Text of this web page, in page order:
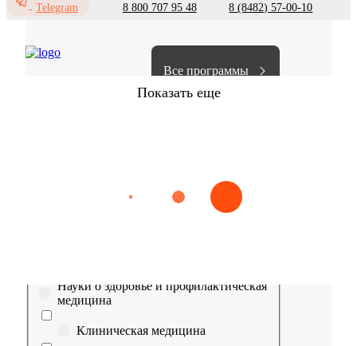
Telegram
8 800 707 95 48 8 (8482) 57-00-10
Все программы
Показать еще
Эпидемиология Медицинская помощь
Выберите направление
Науки о здоровье и профилактическая
медицина
Клиническая медицина